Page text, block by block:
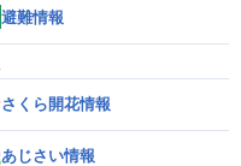
避難情報
さくら開花情報
あじさい情報